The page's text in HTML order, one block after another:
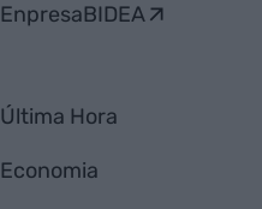
EnpresaBIDEA
Última Hora
Economia